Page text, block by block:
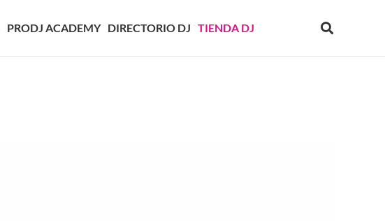
PRODJ ACADEMY DIRECTORIO DJ TIENDA DJ